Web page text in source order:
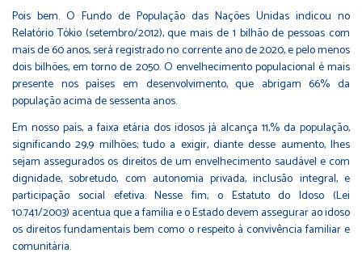
Pois bem. O Fundo de População das Nações Unidas indicou no
Relatório Tókio (setembro/2012), que mais de 1 bilhão de pessoas com
mais de 60 anos, será registrado no corrente ano de 2020, e pelo menos
dois bilhões, em torno de 2050. O envelhecimento populacional é mais
presente nos países em desenvolvimento, que abrigam 66% da
população acima de sessenta anos.
Em nosso país, a faixa etária dos idosos já alcança 11,% da população,
significando 29,9 milhões; tudo a exigir, diante desse aumento, lhes
sejam assegurados os direitos de um envelhecimento saudável e com
dignidade, sobretudo, com autonomia privada, inclusão integral, e
participação social efetiva. Nesse fim, o Estatuto do Idoso (Lei
10.741/2003) acentua que a família e o Estado devem assegurar ao idoso
os direitos fundamentais bem como o respeito à convivência familiar e
comunitária.